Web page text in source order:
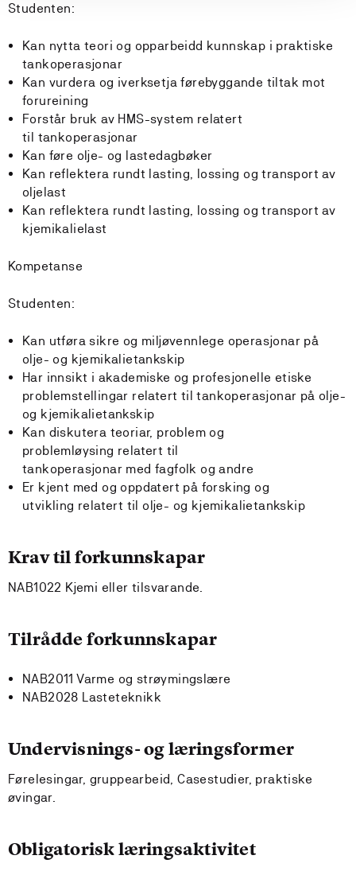
Studenten:
Kan nytta teori og opparbeidd kunnskap i praktiske
tankoperasjonar
Kan vurdera og iverksetja førebyggande tiltak mot
forureining
Forstår bruk av HMS-system relatert
til tankoperasjonar
Kan føre olje- og lastedagbøker
Kan reflektera rundt lasting, lossing og transport av
oljelast
Kan reflektera rundt lasting, lossing og transport av
kjemikalielast
Kompetanse
Studenten:
Kan utføra sikre og miljøvennlege operasjonar på
olje- og kjemikalietankskip
Har innsikt i akademiske og profesjonelle etiske
problemstellingar relatert til tankoperasjonar på olje-
og kjemikalietankskip
Kan diskutera teoriar, problem og
problemløysing relatert til
tankoperasjonar med fagfolk og andre
Er kjent med og oppdatert på forsking og
utvikling relatert til olje- og kjemikalietankskip
Krav til forkunnskapar
NAB1022 Kjemi eller tilsvarande.
Tilrådde forkunnskapar
NAB2011 Varme og strøymingslære
NAB2028 Lasteteknikk
Undervisnings- og læringsformer
Førelesingar, gruppearbeid, Casestudier, praktiske
øvingar.
Obligatorisk læringsaktivitet